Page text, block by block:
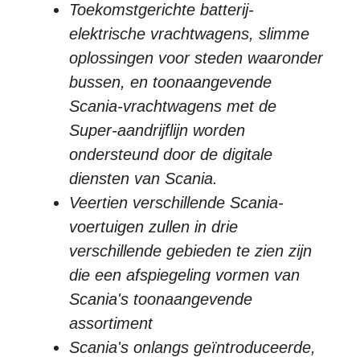
Toekomstgerichte batterij-
elektrische vrachtwagens, slimme
oplossingen voor steden waaronder
bussen, en toonaangevende
Scania-vrachtwagens met de
Super-aandrijflijn worden
ondersteund door de digitale
diensten van Scania.
Veertien verschillende Scania-
voertuigen zullen in drie
verschillende gebieden te zien zijn
die een afspiegeling vormen van
Scania's toonaangevende
assortiment
Scania's onlangs geïntroduceerde,